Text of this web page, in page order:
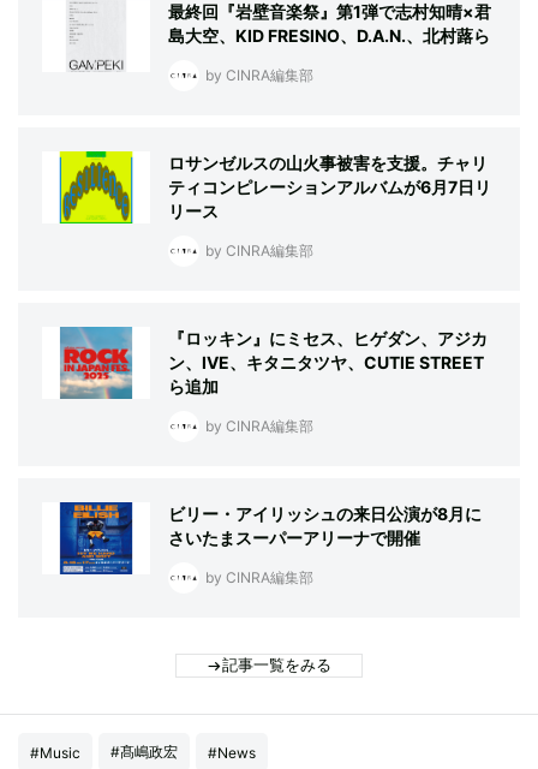
最終回『岩壁音楽祭』第1弾で志村知晴×君
島大空、KID FRESINO、D.A.N.、北村蕗ら
by CINRA編集部
ロサンゼルスの山火事被害を支援。チャリ
ティコンピレーションアルバムが6月7日リ
リース
by CINRA編集部
『ロッキン』にミセス、ヒゲダン、アジカ
ン、IVE、キタニタツヤ、CUTIE STREET
ら追加
by CINRA編集部
ビリー・アイリッシュの来日公演が8月に
さいたまスーパーアリーナで開催
by CINRA編集部
記事一覧をみる
#Music #髙嶋政宏 #News